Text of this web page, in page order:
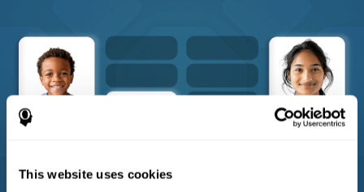
This website uses cookies